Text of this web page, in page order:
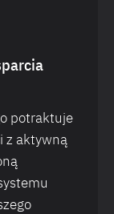
potraktuje
z aktywną